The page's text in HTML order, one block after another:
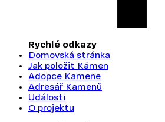
Rychlé odkazy
Domovská stránka
Jak položit Kámen
Adopce Kamene
Adresář Kamenů
Události
O projektu